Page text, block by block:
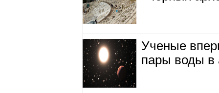
Ученые
пары воды в